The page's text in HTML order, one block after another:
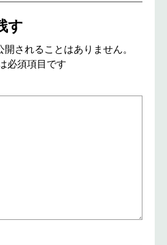
す
されることはありません。
必須項目です